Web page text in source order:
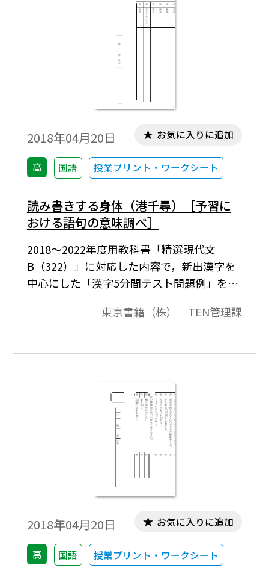
2018年04月20日
高 国語 授業プリント・ワークシート
お気に入りに追加
読み書きする身体（港千尋）［予習に
おける語句の意味調べ］
2018～2022年度用教科書「精選現代文
B（322）」に対応した内容で，新出漢字を
中心にした「漢字5分間テスト問題例」を紹
問題，偶数ページが解答の構成になってい
東京書籍（株） TEN管理課
2018年04月20日
高 国語 授業プリント・ワークシート
お気に入りに追加